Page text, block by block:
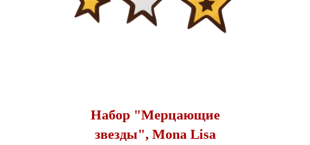
Набор "Мерцающие
звезды", Mona Lisa